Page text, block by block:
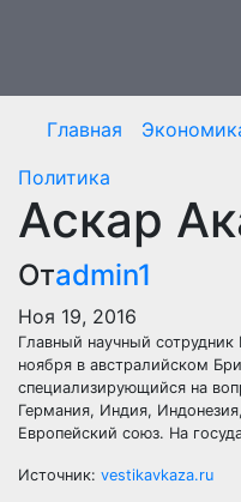
Главная
Политика
Аскар
Отadmin1
Ноя 19, 2016
Главный научный
ноября в австралийском
специализирующийся на
Германия, Индия,
Европейский союз. На
Источник: vestikavkaza.ru